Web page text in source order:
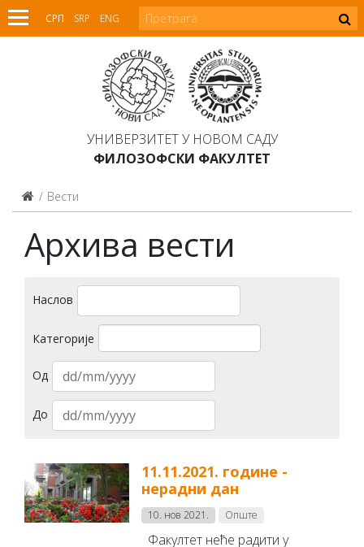
СРП SRP ENG
УНИВЕРЗИТЕТ У НОВОМ САДУ
ФИЛОЗОФСКИ ФАКУЛТЕТ
Вести
Архива вести
Наслов
Категорије
Од
До
11.11.2021. године -
нерадни дан
10. нов 2021. Опште
Факултет неће радити у